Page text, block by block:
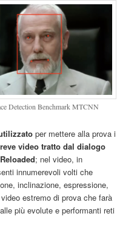
Detection Benchmark MTCNN
per mettere alla prova i
video tratto dal dialogo
; nel video, in
innumerevoli volti che
inclinazione, espressione,
estremo di prova che farà
più evolute e performanti reti